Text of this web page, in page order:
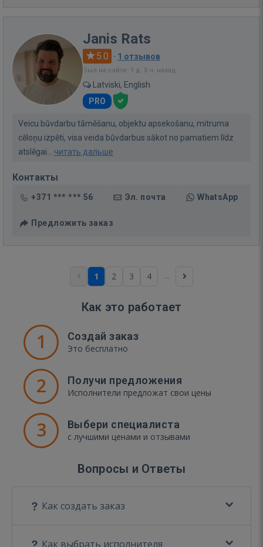
Janis Rats
5.0 · 1 отзывов
Был на сайте: 1 д. 5 ч. назад
Latviski, English
PRO
Veicu būvdarbu tāmēšanu, objektu apsekošanu, mitruma
cēloņu izpēti, visa veida būvdarbus sākot no pamatiem līdz
atslēgai... читать дальше
Контакты
+371 *** *** 56 Эл. почта WhatsApp
Предложить заказ
1 2 3 4 ...
Как это работает
1 Создай заказ
Это бесплатно
2 Получи предложения
Исполнители предложат свои цены
3 Выбери специалиста
с лучшими ценами и отзывами
Вопросы и Ответы
Как создать заказ
Как выбрать исполнителя